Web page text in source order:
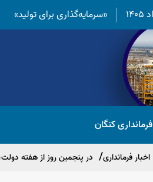
«سرمایه‌گذاری برای تولید»
فرمانداری کنگان
اخبار فرمانداری در پنجمین روز از هفته